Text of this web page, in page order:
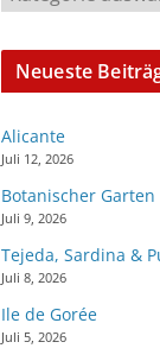
Neueste
Alicante
Juli 12, 2026
Botanischer Garten
Juli 9, 2026
Tejeda, Sardina &
Juli 8, 2026
Ile de Gorée
Juli 5, 2026